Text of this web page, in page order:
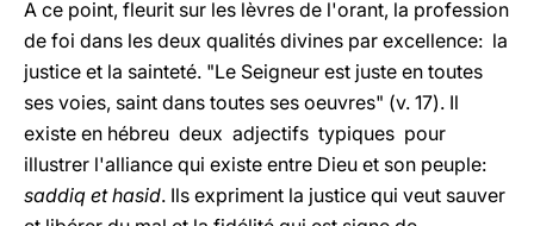
A ce point, fleurit sur les lèvres de l'orant, la profession
de foi dans les deux qualités divines par excellence: la
justice et la sainteté. "Le Seigneur est juste en toutes
ses voies, saint dans toutes ses oeuvres" (v. 17). Il
existe en hébreu deux adjectifs typiques pour
illustrer l'alliance qui existe entre Dieu et son peuple:
saddiq et hasid. Ils expriment la justice qui veut sauver